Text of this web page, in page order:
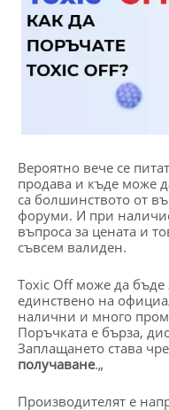
Вероятно вече се
продава и къде може
са болшинството от
форуми. И при
въпроса за цената и
съвсем валиден.
Toxic Off може да бъде
единствено на
налични и много
Поръчката е бърза,
Заплащането става
получаване.„
Производителят е